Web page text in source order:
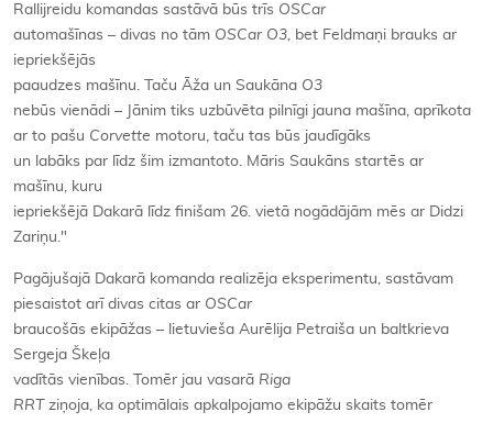
Rallijreidu komandas sastāvā būs trīs OSCar
automašīnas – divas no tām OSCar O3 , bet Feldmaņi brauks ar
iepriekšējās
paaudzes mašīnu. Taču Āža un Saukāna O3
nebūs vienādi – Jānim tiks uzbūvēta pilnīgi jauna mašīna, aprīkota
ar to pašu Corvette motoru, taču tas būs jaudīgāks
un labāks par līdz šim izmantoto. Māris Saukāns startēs ar
mašīnu, kuru
iepriekšējā Dakarā līdz finišam 26. vietā nogādājām mēs ar Didzi
Zariņu."
Pagājušajā Dakarā komanda realizēja eksperimentu, sastāvam
piesaistot arī divas citas ar OSCar
braucošās ekipāžas – lietuvieša Aurēlija Petraiša un baltkrieva
Sergeja Škeļa
vadītās vienības. Tomēr jau vasarā Riga
RRTziņoja, ka optimālais apkalpojamo ekipāžu skaits tomēr